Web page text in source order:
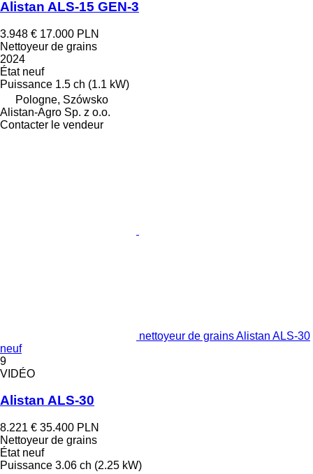
Alistan ALS-15 GEN-3
3.948 € 17.000 PLN
Nettoyeur de grains
2024
Étatneuf
Puissance 1.5 ch (1.1 kW)
Pologne, Szówsko
Alistan-Agro Sp. z o.o.
Contacter le vendeur
nettoyeur de grains Alistan ALS-30
neuf
9
VIDÉO
Alistan ALS-30
8.221 € 35.400 PLN
Nettoyeur de grains
Étatneuf
Puissance 3.06 ch (2.25 kW)